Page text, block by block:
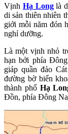
Vịnh Hạ Longlà
di sản thiên nhiên
giới mỗi năm đón
nghỉ dưỡng.
Là một vịnh nhỏ
hạn bởi phía
giáp quần đảo
đường bờ biển
thành phố Hạ
Đồn, phía Đông